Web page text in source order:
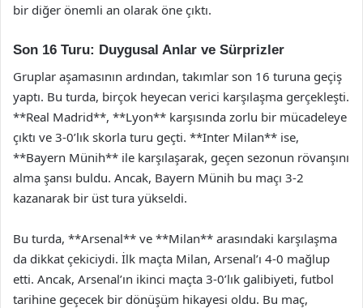
bir diğer önemli an olarak öne çıktı.
Son 16 Turu: Duygusal Anlar ve Sürprizler
Gruplar aşamasının ardından, takımlar son 16 turuna geçiş
yaptı. Bu turda, birçok heyecan verici karşılaşma gerçekleşti.
**Real Madrid**, **Lyon** karşısında zorlu bir mücadeleye
çıktı ve 3-0’lık skorla turu geçti. **Inter Milan** ise,
**Bayern Münih** ile karşılaşarak, geçen sezonun rövanşını
alma şansı buldu. Ancak, Bayern Münih bu maçı 3-2
kazanarak bir üst tura yükseldi.
Bu turda, **Arsenal** ve **Milan** arasındaki karşılaşma
da dikkat çekiciydi. İlk maçta Milan, Arsenal’ı 4-0 mağlup
etti. Ancak, Arsenal’ın ikinci maçta 3-0’lık galibiyeti, futbol
tarihine geçecek bir dönüşüm hikayesi oldu. Bu maç,